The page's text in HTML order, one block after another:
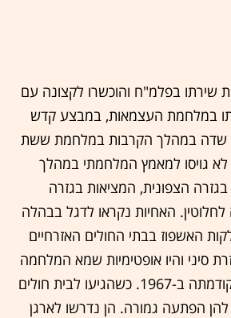
שירתו בפלמ"ח והוכשרו לקצונה עם
במלחמת העצמאות, במבצע קדש
שדה במהלך הקרבות במלחמת ששת
לא גויסו למאמץ המלחמתי במהלך
הצפונית, המציאות בגזרה
האחיות נקראו לדגל בבהלה
האשפוז בבתי החולים האזרחיים
סיני והיו אופטימיות שמא המלחמה
תסתיים במהרה כמו קודמתה ב-1967. כשהגיעו לבית חולים
להן הפתעה גמורה. הן נדרשו לארגן